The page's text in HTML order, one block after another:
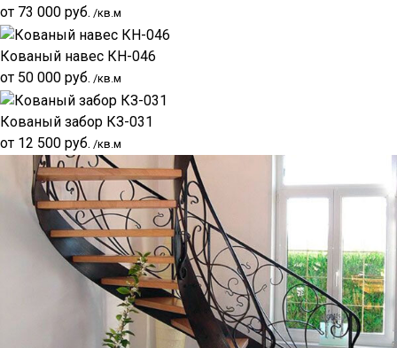
от 73 000 руб. /кв.м
Кованый навес КН-046
от 50 000 руб. /кв.м
Кованый забор КЗ-031
от 12 500 руб. /кв.м